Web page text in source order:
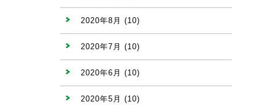
2020年8月 (10)
2020年7月 (10)
2020年6月 (10)
2020年5月 (10)